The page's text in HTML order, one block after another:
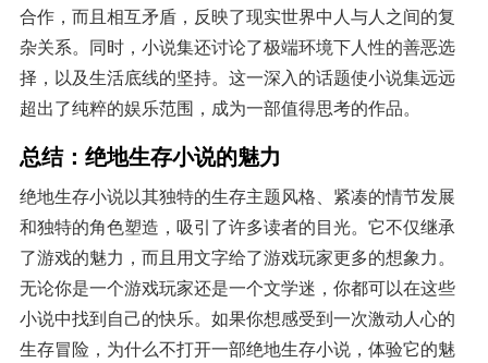
合作，而且相互矛盾，反映了现实世界中人与人之间的复
杂关系。同时，小说集还讨论了极端环境下人性的善恶选
择，以及生活底线的坚持。这一深入的话题使小说集远远
超出了纯粹的娱乐范围，成为一部值得思考的作品。
总结：绝地生存小说的魅力
绝地生存小说以其独特的生存主题风格、紧凑的情节发展
和独特的角色塑造，吸引了许多读者的目光。它不仅继承
了游戏的魅力，而且用文字给了游戏玩家更多的想象力。
无论你是一个游戏玩家还是一个文学迷，你都可以在这些
小说中找到自己的快乐。如果你想感受到一次激动人心的
生存冒险，为什么不打开一部绝地生存小说，体验它的魅